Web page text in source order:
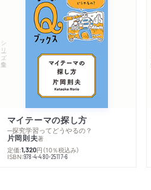
シリーズ・全集
マイテーマの探し方
─探究学習ってどうやるの？
片岡則夫著
定価:1,320円 （10％税込み）
ISBN:978-4-480-25117-6